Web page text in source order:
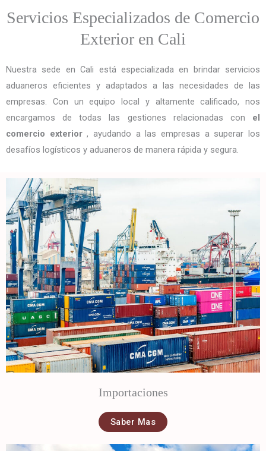
Servicios Especializados de Comercio
Exterior en Cali
Nuestra sede en Cali está especializada en brindar servicios
aduaneros eficientes y adaptados a las necesidades de las
empresas. Con un equipo local y altamente calificado, nos
encargamos de todas las gestiones relacionadas con el
comercio exterior, ayudando a las empresas a superar los
desafíos logísticos y aduaneros de manera rápida y segura.
Importaciones
Saber Mas